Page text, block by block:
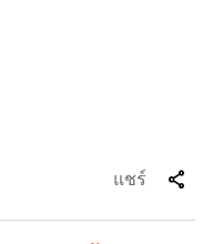
แชร์ share